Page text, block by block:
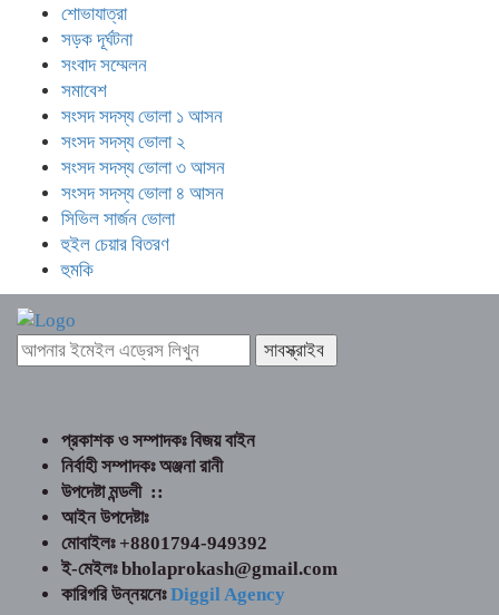
শোভাযাত্রা
সড়ক দূর্ঘটনা
সংবাদ সম্মেলন
সমাবেশ
সংসদ সদস্য ভোলা ১ আসন
সংসদ সদস্য ভোলা ২
সংসদ সদস্য ভোলা ৩ আসন
সংসদ সদস্য ভোলা ৪ আসন
সিভিল সার্জন ভোলা
হুইল চেয়ার বিতরণ
হুমকি
প্রকাশক ও সম্পাদকঃ বিজয় বাইন
নির্বাহী সম্পাদকঃ অঞ্জনা রানী
উপদেষ্টা মন্ডলী ::
আইন উপদেষ্টাঃ
মোবাইলঃ +8801794-949392
ই-মেইলঃ bholaprokash@gmail.com
কারিগরি উন্নয়নেঃDiggil Agency